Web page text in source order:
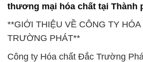
thương mại hóa chất tại Thành
**GIỚI THIỆU VỀ CÔNG TY
TRƯỜNG PHÁT**
Công ty Hóa chất Đắc Trường